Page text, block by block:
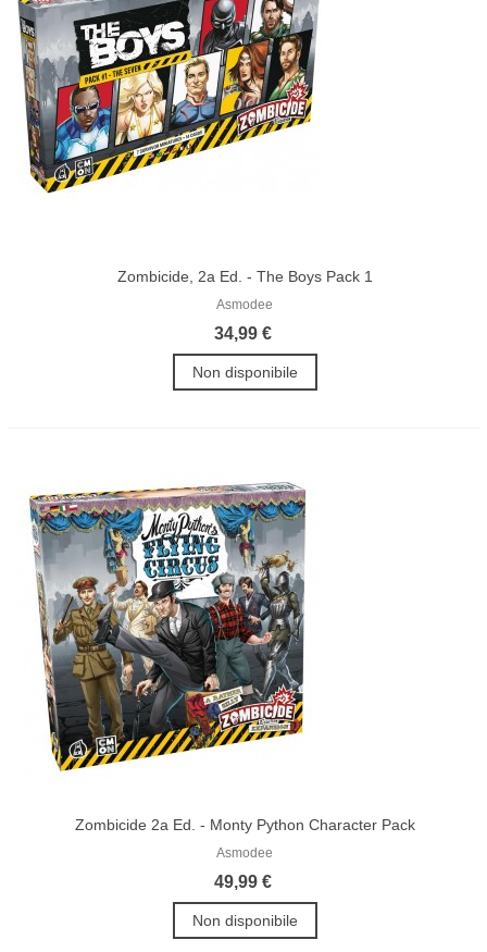
Zombicide, 2a Ed. - The Boys Pack 1
Asmodee
34,99 €
Non disponibile
Zombicide 2a Ed. - Monty Python Character Pack
Asmodee
49,99 €
Non disponibile